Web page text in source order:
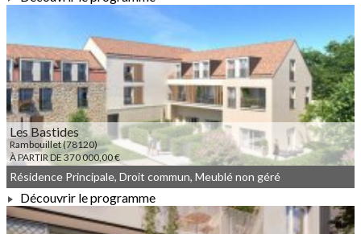
À PARTIR DE 145 600,00 €
Les Bastides
Rambouillet (78120)
À PARTIR DE 370 000,00 €
Résidence Principale, Droit commun, Meublé non géré
Découvrir le programme